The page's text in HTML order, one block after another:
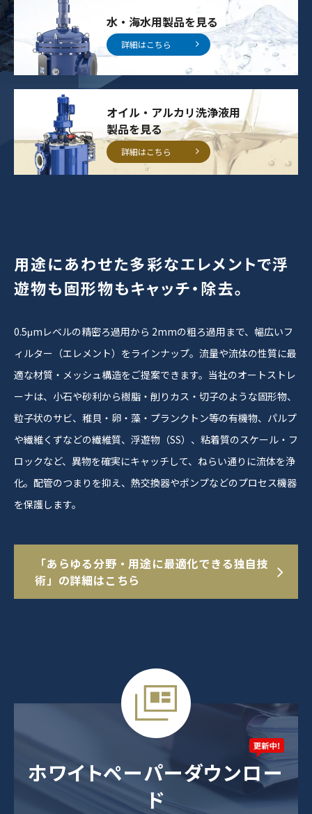
水・海水用製品を見る
詳細はこちら
オイル・アルカリ洗浄液用
製品を見る
詳細はこちら
用途にあわせた多彩なエレメントで浮
遊物も固形物もキャッチ・除去。
0.5μmレベルの精密ろ過用から 2mmの粗ろ過用まで、幅広いフ
ィルター（エレメント）をラインナップ。流量や流体の性質に最
適な材質・メッシュ構造をご提案できます。当社のオートストレ
ーナは、小石や砂利から樹脂・削りカス・切子のような固形物、
粒子状のサビ、稚貝・卵・藻・プランクトン等の有機物、パルプ
や繊維くずなどの繊維質、浮遊物（SS）、粘着質のスケール・フ
ロックなど、異物を確実にキャッチして、ねらい通りに流体を浄
化。配管のつまりを抑え、熱交換器やポンプなどのプロセス機器
を保護します。
「あらゆる分野・用途に最適化できる独自技
術」の詳細はこちら
ホワイトペーパーダウンロー
ド